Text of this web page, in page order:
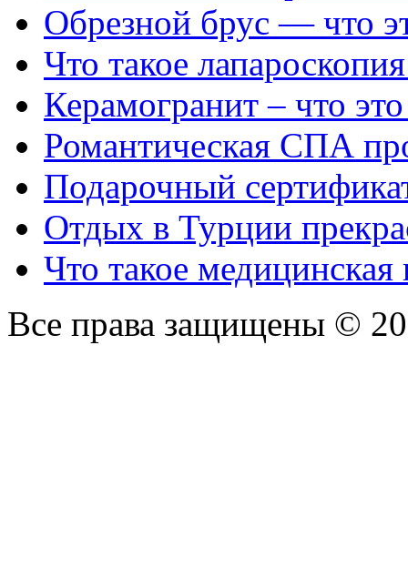
Обрезной брус — что
Что такое
Керамогранит – что это
Романтическая СПА
Подарочный
Отдых в Турции
Что такое
Все права защищены ©